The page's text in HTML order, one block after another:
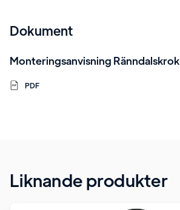
Dokument
Monteringsanvisning Ränndalskrok
PDF
Liknande produkter